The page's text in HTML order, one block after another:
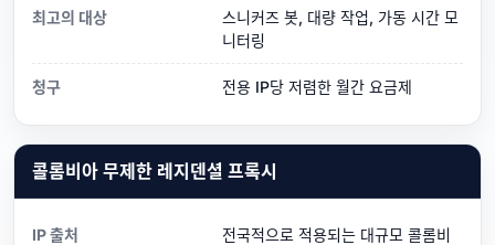
최고의 대상
스니커즈 봇, 대량 작업, 가동 시간 모
니터링
청구 전용 IP당 저렴한 월간 요금제
콜롬비아 무제한 레지덴셜 프록시
IP 출처
전국적으로 적용되는 대규모 콜롬비